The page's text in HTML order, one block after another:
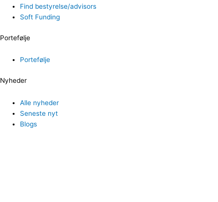
Find bestyrelse/advisors
Soft Funding
Portefølje
Portefølje
Nyheder
Alle nyheder
Seneste nyt
Blogs